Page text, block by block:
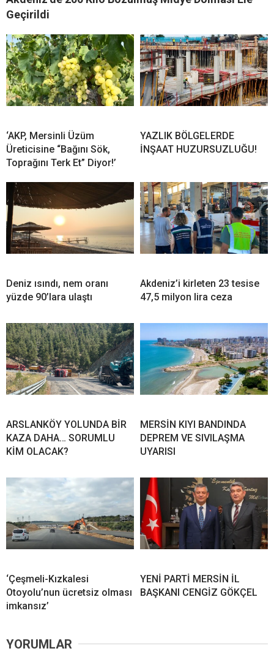
Geçirildi
‘AKP, Mersinli Üzüm
Üreticisine “Bağını Sök,
Toprağını Terk Et” Diyor!’
YAZLIK BÖLGELERDE
İNŞAAT HUZURSUZLUĞU!
Deniz ısındı, nem oranı
yüzde 90’lara ulaştı
Akdeniz’i kirleten 23 tesise
47,5 milyon lira ceza
ARSLANKÖY YOLUNDA BİR
KAZA DAHA… SORUMLU
KİM OLACAK?
MERSİN KIYI BANDINDA
DEPREM VE SIVILAŞMA
UYARISI
‘Çeşmeli-Kızkalesi
Otoyolu’nun ücretsiz olması
imkansız’
YENİ PARTİ MERSİN İL
BAŞKANI CENGİZ GÖKÇEL
YORUMLAR